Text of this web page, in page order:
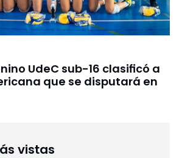
UdeC sub-16 clasificó a
que se disputará en
vistas